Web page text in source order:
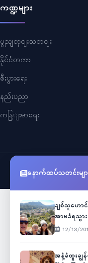
ကဏ္ဍများ
ပွညျတှငျးသတငျး
နိုင်ငံတကာ
စီးပွားရေး
နည်းပညာ
ကနြျးမာရေး
©2026
နောက်ထပ်သတင်းမျာ
ချစ်သူဟေ
အာမခံရသွာ
12/13/
အနံ့ခံထူးခ